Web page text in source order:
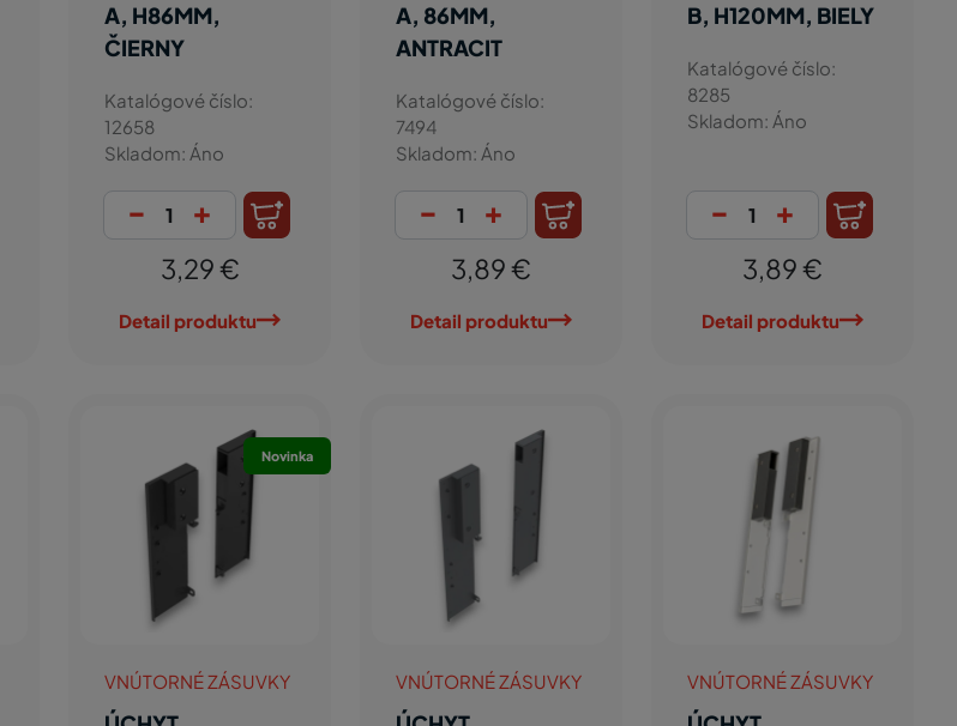
A, H86MM,
ČIERNY
Katalógové číslo:
12658
Skladom: Áno
- +
3,29 €
Detail produktu
A, 86MM,
ANTRACIT
Katalógové číslo:
7494
Skladom: Áno
- +
3,89 €
Detail produktu
B, H120MM, BIELY
Katalógové číslo:
8285
Skladom: Áno
- +
3,89 €
Detail produktu
Novinka
VNÚTORNÉ ZÁSUVKY VNÚTORNÉ ZÁSUVKY VNÚTORNÉ ZÁSUVKY